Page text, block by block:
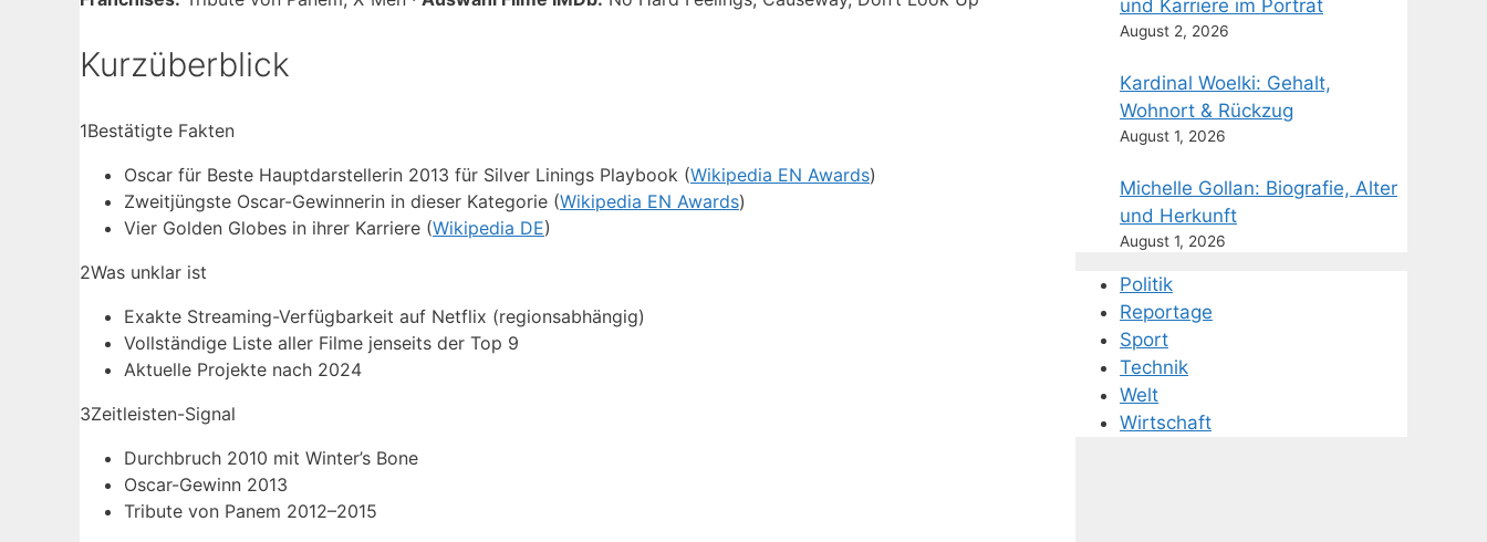
Kurzüberblick
1Bestätigte Fakten
Oscar für Beste Hauptdarstellerin 2013 für Silver Linings Playbook (Wikipedia EN Awards)
Zweitjüngste Oscar-Gewinnerin in dieser Kategorie (Wikipedia EN Awards)
Vier Golden Globes in ihrer Karriere (Wikipedia DE)
2Was unklar ist
Exakte Streaming-Verfügbarkeit auf Netflix (regionsabhängig)
Vollständige Liste aller Filme jenseits der Top 9
Aktuelle Projekte nach 2024
3Zeitleisten-Signal
Durchbruch 2010 mit Winter’s Bone
Oscar-Gewinn 2013
Tribute von Panem 2012–2015
und Karriere im Porträt
August 2, 2026
Kardinal Woelki: Gehalt,
Wohnort & Rückzug
August 1, 2026
Michelle Gollan: Biografie, Alter
und Herkunft
August 1, 2026
Politik
Reportage
Sport
Technik
Welt
Wirtschaft